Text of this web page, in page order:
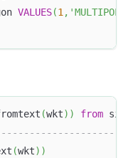
VALUES(1 ,
(wkt) ) from
(wkt) )